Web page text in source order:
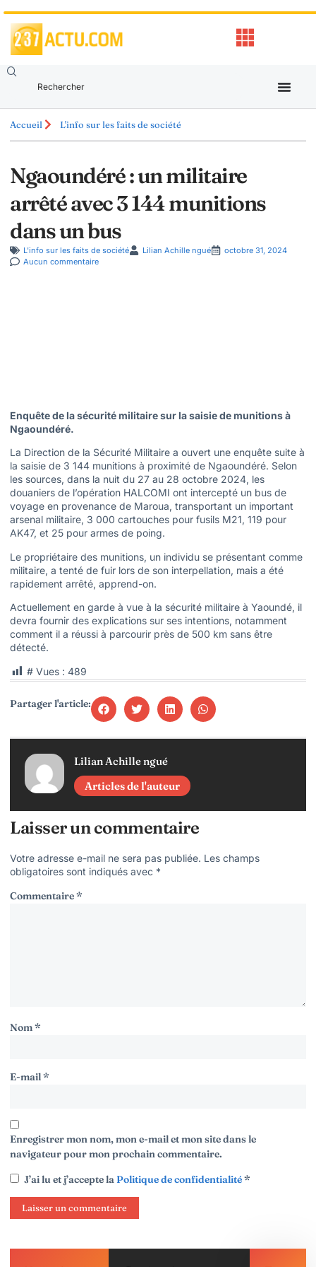
Accueil L'info sur les faits de société
Ngaoundéré : un militaire
arrêté avec 3 144 munitions
dans un bus
L'info sur les faits de société Lilian Achille ngué
octobre 31, 2024
Aucun commentaire
Enquête de la sécurité militaire sur la saisie de munitions à
Ngaoundéré.
La Direction de la Sécurité Militaire a ouvert une enquête suite à
la saisie de 3 144 munitions à proximité de Ngaoundéré. Selon
les sources, dans la nuit du 27 au 28 octobre 2024, les
douaniers de l’opération HALCOMI ont intercepté un bus de
voyage en provenance de Maroua, transportant un important
arsenal militaire, 3 000 cartouches pour fusils M21, 119 pour
AK47, et 25 pour armes de poing.
Le propriétaire des munitions, un individu se présentant comme
militaire, a tenté de fuir lors de son interpellation, mais a été
rapidement arrêté, apprend-on.
Actuellement en garde à vue à la sécurité militaire à Yaoundé, il
devra fournir des explications sur ses intentions, notamment
comment il a réussi à parcourir près de 500 km sans être
détecté.
# Vues : 489
Partager l'article:
Lilian Achille ngué
Articles de l'auteur
Laisser un commentaire
Votre adresse e-mail ne sera pas publiée. Les champs
obligatoires sont indiqués avec *
Commentaire*
Nom*
E-mail*
Enregistrer mon nom, mon e-mail et mon site dans le
navigateur pour mon prochain commentaire.
J’ai lu et j’accepte laPolitique de confidentialité*